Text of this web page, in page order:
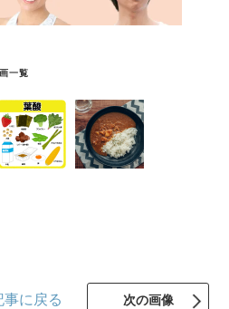
一覧
事に戻る 次の画像